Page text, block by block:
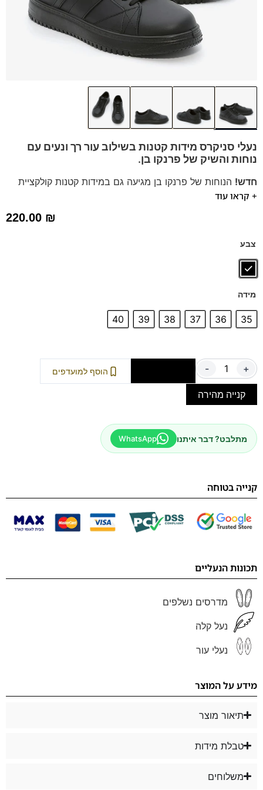
נעלי סניקרס מידות קטנות בשילוב עור רך ונעים עם
נוחות והשיק של פרנקו בן.
חדש! הנוחות של פרנקו בן מגיעה גם במידות קטנות קולקציית
נוער במידות 30-40
+ קראו עוד
220.00 ₪
צבע
מידה
35
36
37
38
39
40
- + הוסף למועדפים
קנייה מהירה
מתלבט? דבר איתנו WhatsApp
קנייה בטוחה
תכונות הנעליים
מדרסים נשלפים
נעל קלה
נעלי עור
מידע על המוצר
תיאור מוצר
טבלת מידות
משלוחים